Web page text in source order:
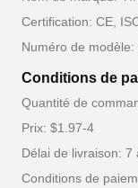
Certification: CE,
Numéro de modèle:
Conditions de
Quantité de
Prix: $1.97-4
Délai de livraison: 7
Conditions de